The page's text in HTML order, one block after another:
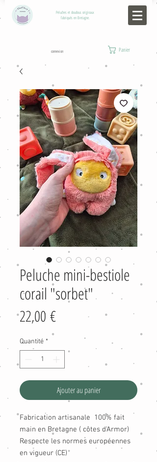
Peluches et doudous originaux
fabriqués en Bretagne.
connexion Panier
Peluche mini-bestiole
corail "sorbet"
22,00 €Prix
Quantité *
Ajouter au panier
Fabrication artisanale 100% fait
main en Bretagne ( côtes d'Armor)
Respecte les normes européennes
en vigueur (CE)